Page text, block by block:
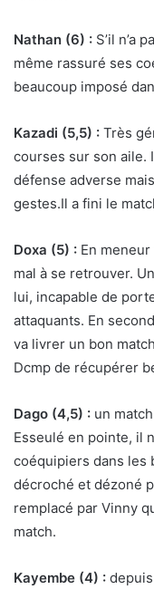
Nathan (6) : S’il n’a
même rassuré ses
beaucoup imposé
Kazadi (5,5) : Très
courses sur son aile.
défense adverse
gestes.Il a fini le
Doxa (5) : En
mal à se retrouver.
lui, incapable de
attaquants. En
va livrer un bon
Dcmp de récupérer
Dago (4,5) : un
Esseulé en pointe, il
coéquipiers dans les
décroché et dézoné
remplacé par Vinny
match.
Kayembe (4) :